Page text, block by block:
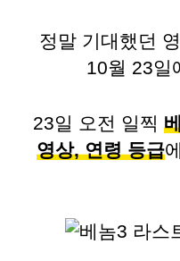
정말 기대했던
10월 23일
23일 오전 일찍
영상, 연령 등급